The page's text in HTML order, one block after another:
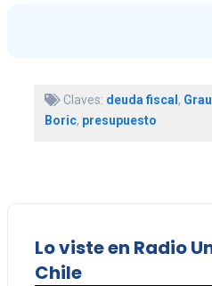
Claves: deuda fiscal, Grau
Boric, presupuesto
Lo viste en Radio
Chile